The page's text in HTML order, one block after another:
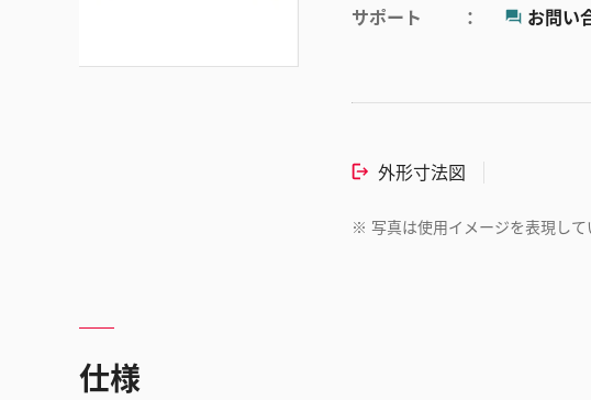
サポート
お問い
外形寸法図
※ 写真は使用イメージを表現し
仕様